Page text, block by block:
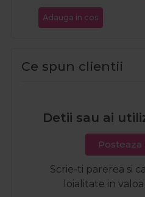
Adauga in cos
Ce spun clientii
Detii sau ai
Posteaza
Scrie-ti parerea si
loialitate in